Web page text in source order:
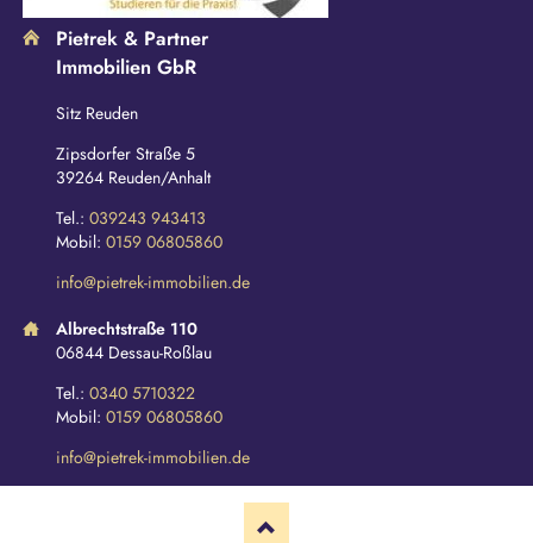
Pietrek & Partner
Immobilien GbR
Sitz Reuden
Zipsdorfer Straße 5
39264 Reuden/Anhalt
Tel.: 039243 943413
Mobil: 0159 06805860
info@pietrek-immobilien.de
Albrechtstraße 110
06844 Dessau-Roßlau
Tel.: 0340 5710322
Mobil: 0159 06805860
info@pietrek-immobilien.de